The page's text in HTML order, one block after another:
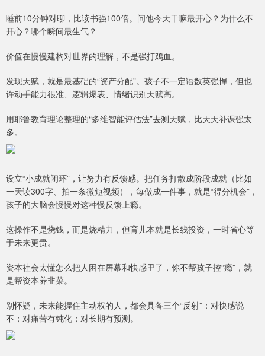
睡前10分钟对聊，比读书强100倍。问他今天干嘛最开心？为什么不
开心？哪个瞬间最生气？
价值在慢慢建构对世界的理解，不是强打鸡血。
发现天赋，就是最基础的“资产分配”。孩子不一定语数英强悍，但也
许动手能力很准、逻辑爆表、情绪识别天赋高。
用耶鲁教育理论整理的“多维智能评估法”去测天赋，比天天补课强太
多。
设立“小成就闭环”，让努力有反馈感。把任务打散成阶段成就（比如
一天读300字、拍一条微短视频），每做成一件事，就是“得分机会”，
孩子的大脑会慢慢对这种慢反馈上瘾。
这操作不是烧钱，而是烧精力，但育儿本就是长线投资，一时省心等
于未来更贵。
资本社会太懂怎么把人困在屏幕和快感里了，你不帮孩子控“瘾”，就
是帮资本养韭菜。
别怀疑，未来能握住主动权的人，都会具备三个“反射”：对快感说
不；对痛苦有钝化；对长期有预测。